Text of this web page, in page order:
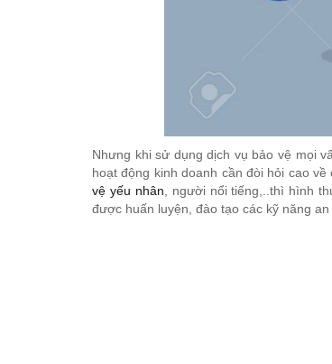
Nhưng khi sử dụng dịch vụ bảo vệ mọi
hoạt động kinh doanh cần đòi hỏi cao
vệ yếu nhân , người nổi tiếng,..thì hình
được huấn luyện, đào tạo các kỹ năng